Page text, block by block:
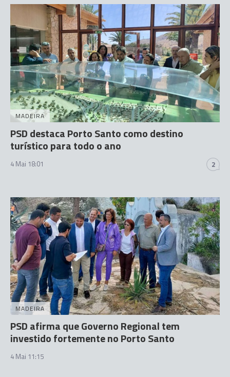
MADEIRA
PSD destaca Porto Santo como destino
turístico para todo o ano
4 Mai 18:01 2
MADEIRA
PSD afirma que Governo Regional tem
investido fortemente no Porto Santo
4 Mai 11:15